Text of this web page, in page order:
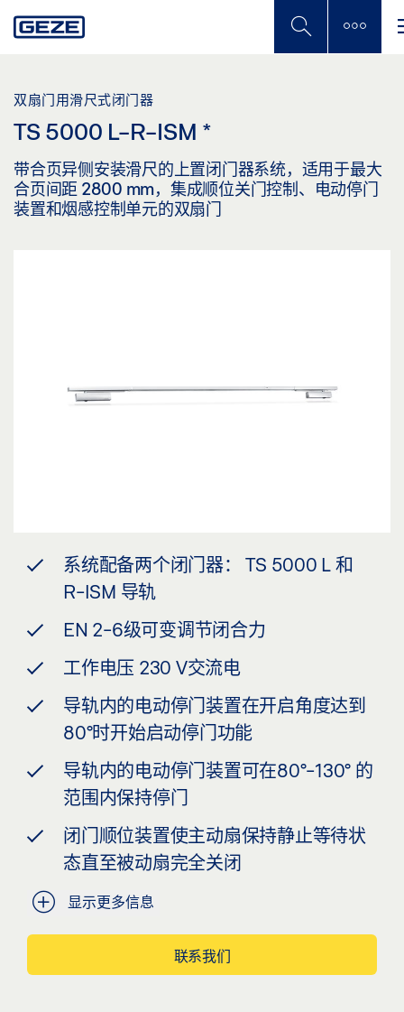
to
双扇门用滑尺式闭门器
TS 5000 L-R-ISM *
带合页异侧安装滑尺的上置闭门器系统，适用于最大
合页间距 2800 mm，集成顺位关门控制、电动停门
装置和烟感控制单元的双扇门
系统配备两个闭门器： TS 5000 L 和
R-ISM 导轨
EN 2-6级可变调节闭合力
工作电压 230 V交流电
导轨内的电动停门装置在开启角度达到
80°时开始启动停门功能
导轨内的电动停门装置可在80°-130° 的
范围内保持停门
闭门顺位装置使主动扇保持静止等待状
态直至被动扇完全关闭
显示更多信息
联系我们